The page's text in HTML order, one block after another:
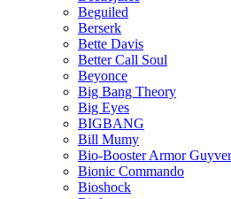
Beguiled
Berserk
Bette Davis
Better Call Soul
Beyonce
Big Bang Theory
Big Eyes
BIGBANG
Bill Mumy
Bio-Booster Armor Guyver
Bionic Commando
Bioshock